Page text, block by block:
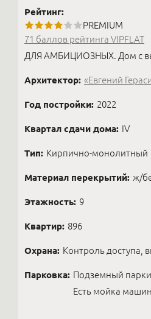
Рейтинг:
PREMIUM
71 баллов рейтинга VIPFLAT
ДЛЯ АМБИЦИОЗНЫХ. Дом с
Архитектор: «Евгений
Год постройки: 2022
Квартал сдачи дома: IV
Тип: Кирпично-монолитный
Материал перекрытий: ж/
Этажность: 9
Квартир: 896
Охрана: Контроль доступа,
Парковка: Подземный
Есть мойка